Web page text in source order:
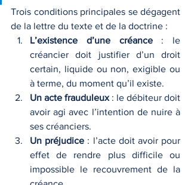
Trois conditions principales se dégagent
de la lettre du texte et de la doctrine :
L’existence d’une créance : le
créancier doit justifier d’un droit
certain, liquide ou non, exigible ou
à terme, du moment qu’il existe.
Un acte frauduleux : le débiteur doit
avoir agi avec l’intention de nuire à
ses créanciers.
Un préjudice : l’acte doit avoir pour
effet de rendre plus difficile ou
impossible le recouvrement de la